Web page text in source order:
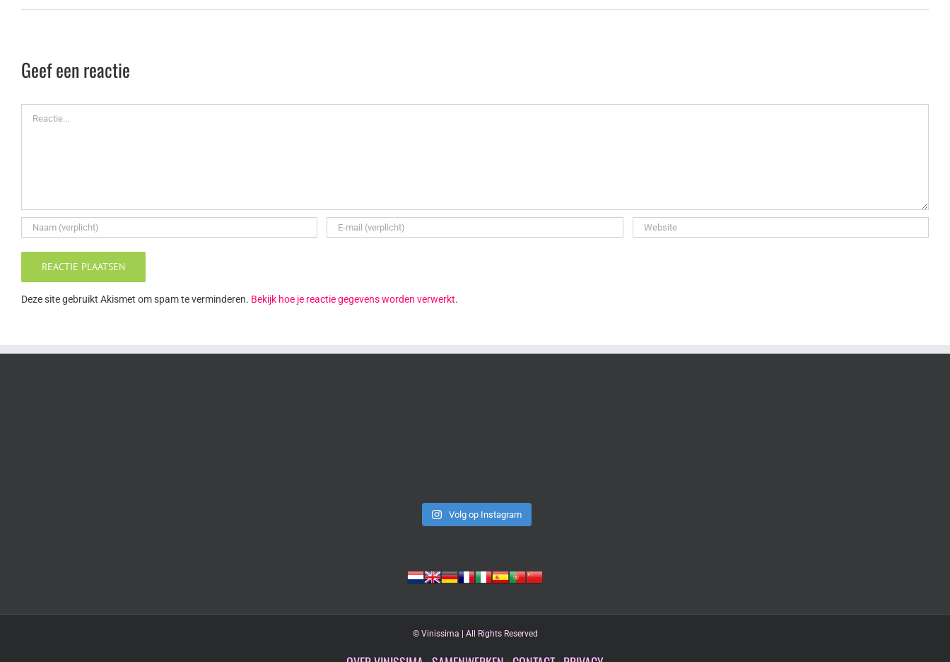
Geef een reactie
Deze site gebruikt Akismet om spam te verminderen. Bekijk hoe je reactie gegevens worden verwerkt.
Volg op Instagram
© Vinissima | All Rights Reserved